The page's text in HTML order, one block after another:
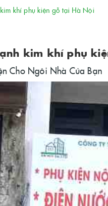
khí phụ kiện gỗ tại Hà Nội
kim khí phụ
Cho Ngôi Nhà Của Bạn